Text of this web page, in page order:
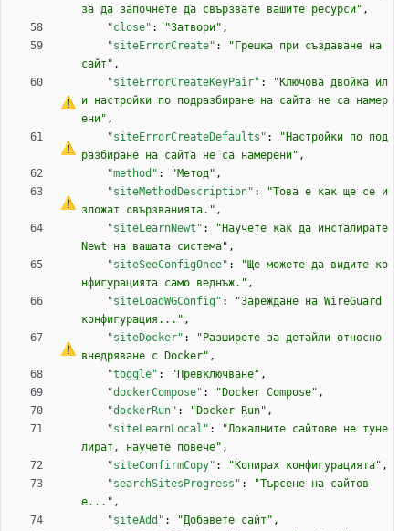
за да започнете да свързвате вашите ресурси" ,
"close" : "Затвори" ,
"siteErrorCreate" :
"Грешка при създаване на
сайт" ,
"siteErrorCreateKeyPair" :
"Ключова двойка ил
и настройки по подразбиране на сайта не са намер
ени" ,
"siteErrorCreateDefaults" :
"Настройки по под
разбиране на сайта не са намерени" ,
"method" : "Метод" ,
"siteMethodDescription" : "Това е как ще се и
зложат свързванията." ,
"siteLearnNewt" :
"Научете как да инсталирате
Newt на вашата система" ,
"siteSeeConfigOnce" :
"Ще можете да видите ко
нфигурацията само веднъж." ,
"siteLoadWGConfig" :
"Зареждане на WireGuard
конфигурация..." ,
"siteDocker" :
"Разширете за детайли относно
внедряване с Docker" ,
"toggle" : "Превключване" ,
"dockerCompose" : "Docker Compose" ,
"dockerRun" : "Docker Run" ,
"siteLearnLocal" :
"Локалните сайтове не туне
лират, научете повече" ,
"siteConfirmCopy" : "Копирах конфигурацията" ,
"searchSitesProgress" :
"Търсене на сайтов
е..." ,
"siteAdd" : "Добавете сайт" ,